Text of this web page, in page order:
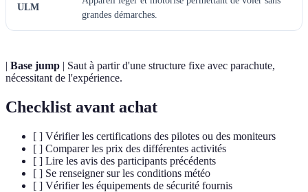
ULM
grandes démarches.
| Base jump | Saut à partir d'une structure fixe avec parachute,
nécessitant de l'expérience.
Checklist avant achat
[ ] Vérifier les certifications des pilotes ou des moniteurs
[ ] Comparer les prix des différentes activités
[ ] Lire les avis des participants précédents
[ ] Se renseigner sur les conditions météo
[ ] Vérifier les équipements de sécurité fournis